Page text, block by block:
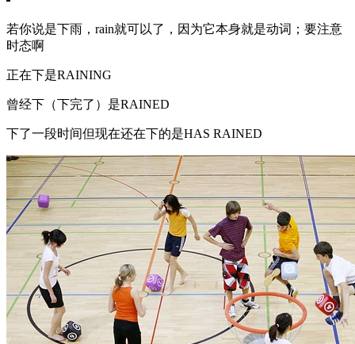
若你说是下雨，rain就可以了，因为它本身就是动词；要注意
时态啊
正在下是RAINING
曾经下（下完了）是RAINED
下了一段时间但现在还在下的是HAS RAINED